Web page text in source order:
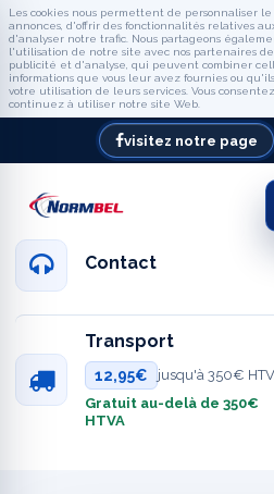
Les cookies nous permettent de personnaliser
annonces, d'offrir des fonctionnalités relatives
d'analyser notre trafic. Nous partageons
l'utilisation de notre site avec nos partenaires de
publicité et d'analyse, qui peuvent combiner
informations que vous leur avez fournies ou
votre utilisation de leurs services. Vous consentez
continuez à utiliser notre site Web.
visitez notre page
Contact
Transport
12,95€
jusqu'à 350€
Gratuit au-delà de 350€
HTVA